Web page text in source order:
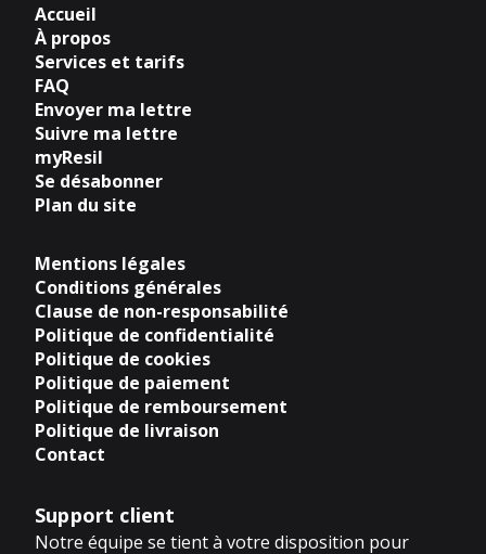
Accueil
À propos
Services et tarifs
FAQ
Envoyer ma lettre
Suivre ma lettre
myResil
Se désabonner
Plan du site
Mentions légales
Conditions générales
Clause de non-responsabilité
Politique de confidentialité
Politique de cookies
Politique de paiement
Politique de remboursement
Politique de livraison
Contact
Support client
Notre équipe se tient à votre disposition pour